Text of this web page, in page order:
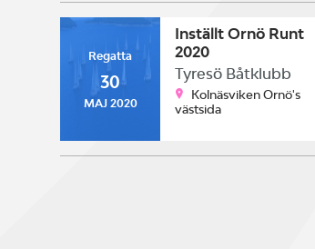
Regatta
30
MAJ 2020
Inställt Ornö Runt
2020
Tyresö Båtklubb
Kolnäsviken Ornö's
västsida